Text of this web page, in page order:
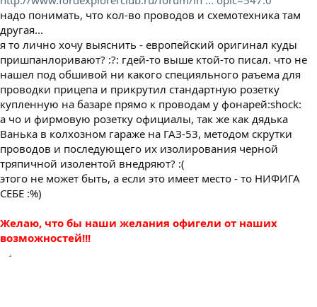
надо понимать, что кол-во проводов и схемотехника там
другая...
я то лично хочу выяснить - европейский оригинал куды
пришпанлоривают? :?: гдей-то выше ктой-то писал. что не
нашел под обшивой ни какого специяльного раъема для
проводки прицепа и прикрутил стандартную розетку
купленную на базаре прямо к проводам у фонарей:shock:
а чо и фирмовую розетку официалы, так же как дядька
Ванька в колхозном гараже на ГАЗ-53, методом скрутки
проводов и последующего их изолирования черной
тряпичной изолентой внедряют? :(
этого не может быть, а если это имеет место - то НИФИГА
СЕБЕ :%)
Желаю, что бы наши желания офигели от наших
возможностей!!!